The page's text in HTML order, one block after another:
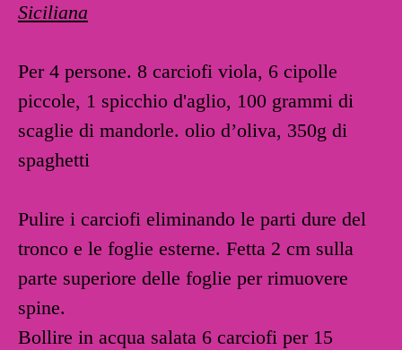
Siciliana
Per 4 persone. 8 carciofi viola, 6 cipolle
piccole, 1 spicchio d'aglio, 100 grammi di
scaglie di mandorle. olio d’oliva, 350g di
spaghetti
Pulire i carciofi eliminando le parti dure del
tronco e le foglie esterne. Fetta 2 cm sulla
parte superiore delle foglie per rimuovere
spine.
Bollire in acqua salata 6 carciofi per 15